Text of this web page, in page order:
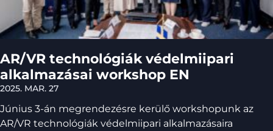
AR/VR technológiák védelmiipari
alkalmazásai workshop EN
2025. MAR. 27
Június 3-án megrendezésre kerülő workshopunk az
AR/VR technológiák védelmiipari alkalmazásaira